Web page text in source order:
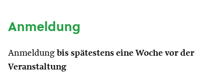
Anmeldung
Anmeldung bis spätestens eine Woche vor der
Veranstaltung